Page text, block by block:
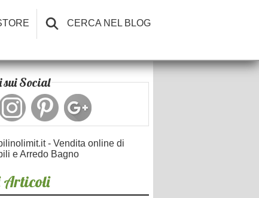
CERCA NEL BLOG
sui Social
- Vendita online di
e Arredo Bagno